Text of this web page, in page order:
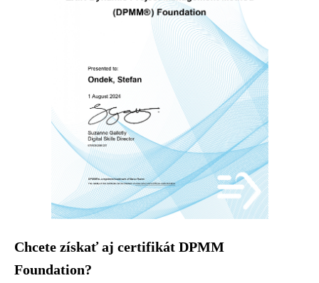
Chcete získať aj certifikát DPMM
Foundation?